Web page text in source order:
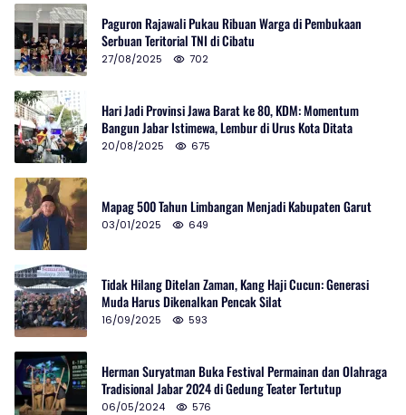
Paguron Rajawali Pukau Ribuan Warga di Pembukaan
Serbuan Teritorial TNI di Cibatu
27/08/2025 702
Hari Jadi Provinsi Jawa Barat ke 80, KDM: Momentum
Bangun Jabar Istimewa, Lembur di Urus Kota Ditata
20/08/2025 675
Mapag 500 Tahun Limbangan Menjadi Kabupaten Garut
03/01/2025 649
Tidak Hilang Ditelan Zaman, Kang Haji Cucun: Generasi
Muda Harus Dikenalkan Pencak Silat
16/09/2025 593
Herman Suryatman Buka Festival Permainan dan Olahraga
Tradisional Jabar 2024 di Gedung Teater Tertutup
06/05/2024 576